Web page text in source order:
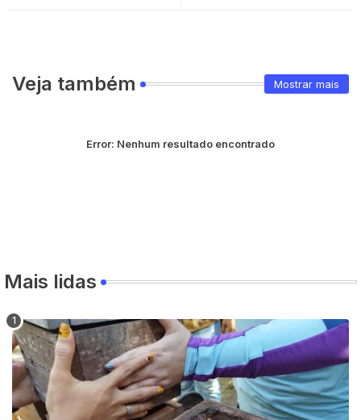
Veja também Mostrar mais
Error: Nenhum resultado encontrado
Mais lidas